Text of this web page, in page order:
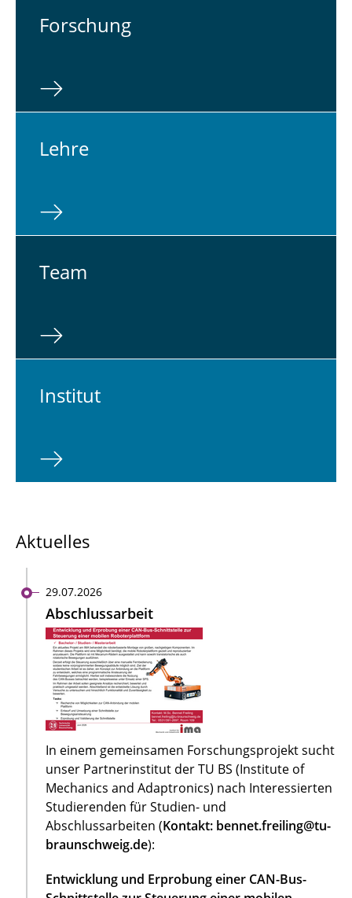
For­schung
Lehre
Team
In­sti­tut
Aktuelles
29.07.2026
Abschlussarbeit
In einem gemeinsamen Forschungsprojekt sucht
unser Partnerinstitut der TU BS (Institute of
Mechanics and Adaptronics) nach Interessierten
Studierenden für Studien- und
Abschlussarbeiten (Kontakt: bennet.freiling@tu-
braunschweig.de):
Entwicklung und Erprobung einer CAN-Bus-